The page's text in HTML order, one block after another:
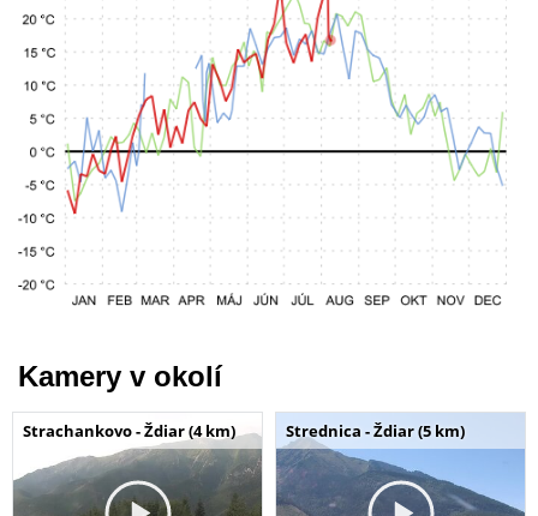
Kamery v okolí
Strachankovo - Ždiar (4 km) Strednica - Ždiar (5 km)